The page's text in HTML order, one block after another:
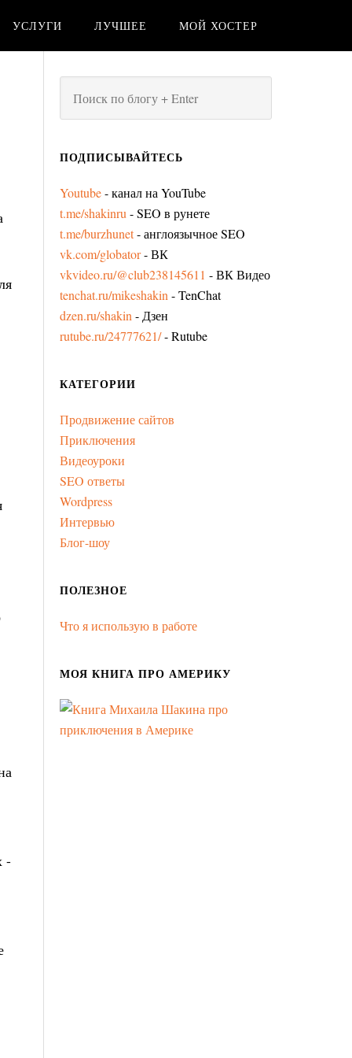
УСЛУГИ ЛУЧШЕЕ МОЙ ХОСТЕР
-
ПОДПИСЫВАЙТЕСЬ
Youtube- канал на YouTube
t.me/shakinru - SEO в рунете
t.me/burzhunet- англоязычное SEO
vk.com/globator- ВК
vkvideo.ru/@club238145611 - ВК Видео
tenchat.ru/mikeshakin - TenChat
dzen.ru/shakin - Дзен
rutube.ru/24777621/- Rutube
КАТЕГОРИИ
Продвижение сайтов
Приключения
Видеоуроки
SEO ответы
Wordpress
Интервью
Блог-шоу
ПОЛЕЗНОЕ
Что я использую в работе
МОЯ КНИГА ПРО АМЕРИКУ